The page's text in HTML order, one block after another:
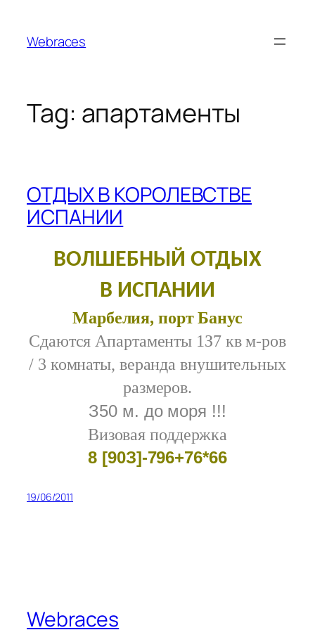
content
Webraces
Tag: апартаменты
ОТДЫХ В КОРОЛЕВСТВЕ
ИСПАНИИ
ВОЛШЕБНЫЙ ОТДЫХ
В ИСПАНИИ
Марбелия, порт Банус
Сдаются Апартаменты 1З7 кв м-ров
/ 3 комнаты, веранда внушительных
размеров.
З50 м. до моря !!!
Визовая поддержка
8 [90З]-796+76*66
19/06/2011
Webraces